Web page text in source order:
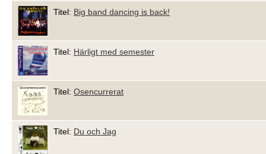
Titel: Big band dancing is back!
Titel: Härligt med semester
Titel: Osencurrerat
Titel: Du och Jag